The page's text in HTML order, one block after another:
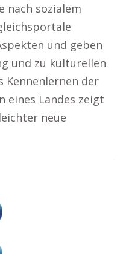
nach sozialem
und geben
und zu kulturellen
Kennenlernen der
eines Landes zeigt
neue